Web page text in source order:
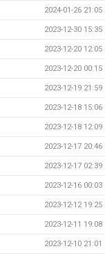
2024-01-26 21:05
2023-12-30 15:35
2023-12-20 12:05
2023-12-20 00:15
2023-12-19 21:59
2023-12-18 15:06
2023-12-18 12:09
2023-12-17 20:46
2023-12-17 02:39
2023-12-16 00:03
2023-12-12 19:25
2023-12-11 19:08
2023-12-10 21:01